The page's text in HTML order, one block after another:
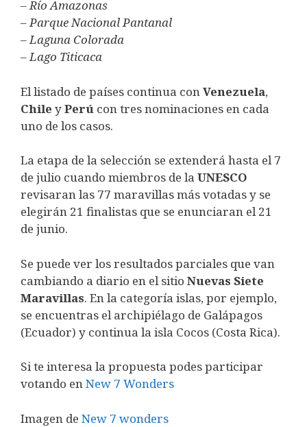
–Río Amazonas
–Parque Nacional Pantanal
–Laguna Colorada
–Lago Titicaca
El listado de países continua conVenezuela,
Chile yPerú con tres nominaciones en cada
uno de los casos.
La etapa de la selección se extenderá hasta el 7
de julio cuando miembros de la UNESCO
revisaran las 77 maravillas más votadas y se
elegirán 21 finalistas que se enunciaran el 21
de junio.
Se puede ver los resultados parciales que van
cambiando a diario en el sitio Nuevas Siete
Maravillas. En la categoría islas, por ejemplo,
se encuentras el archipiélago de Galápagos
(Ecuador) y continua la isla Cocos (Costa Rica).
Si te interesa la propuesta podes participar
votando enNew 7 Wonders
Imagen de New 7 wonders